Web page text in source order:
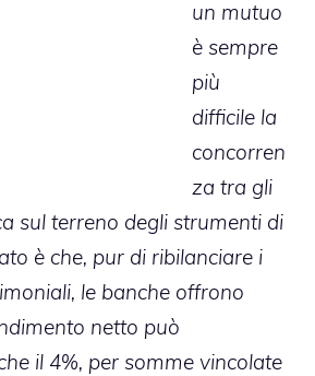
un mutuo
è sempre
più
difficile la
concorren
za tra gli
sul terreno degli strumenti di
è che, pur di ribilanciare i
le banche offrono
netto può
il 4%, per somme vincolate